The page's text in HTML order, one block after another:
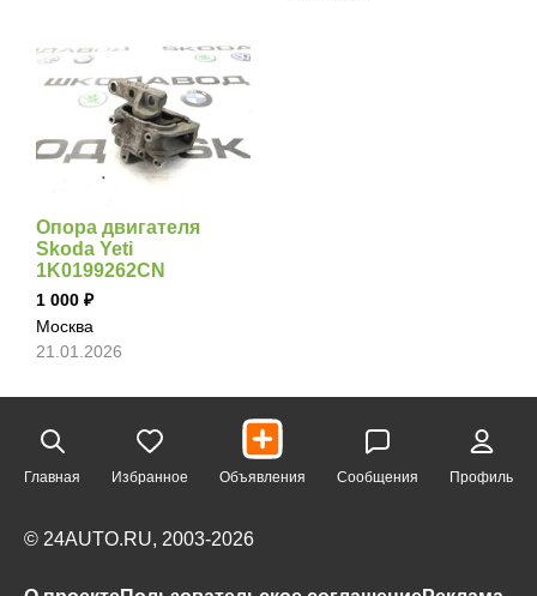
Опора двигателя
Skoda Yeti
1K0199262CN
1 000
Москва
21.01.2026
Главная Избранное Объявления Сообщения Профиль
© 24AUTO.RU, 2003-2026